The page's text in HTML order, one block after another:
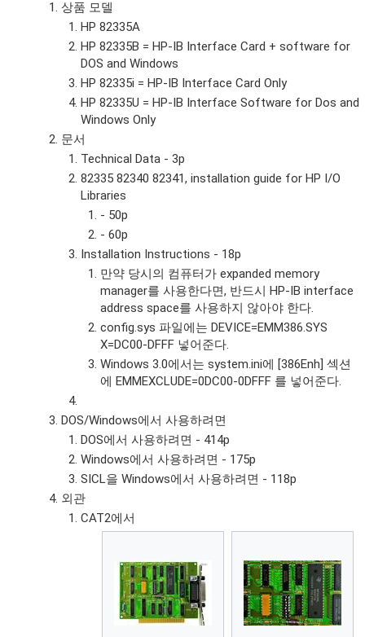
상품 모델
HP 82335A
HP 82335B = HP-IB Interface Card + software for
DOS and Windows
HP 82335i = HP-IB Interface Card Only
HP 82335U = HP-IB Interface Software for Dos and
Windows Only
문서
Technical Data - 3p
82335 82340 82341, installation guide for HP I/O
Libraries
- 50p
- 60p
Installation Instructions - 18p
만약 당시의 컴퓨터가 expanded memory
manager를 사용한다면, 반드시 HP-IB interface
address space를 사용하지 않아야 한다.
config.sys 파일에는 DEVICE=EMM386.SYS
X=DC00-DFFF 넣어준다.
Windows 3.0에서는 system.ini에 [386Enh] 섹션
에 EMMEXCLUDE=0DC00-0DFFF 를 넣어준다.
DOS/Windows에서 사용하려면
DOS에서 사용하려면 - 414p
Windows에서 사용하려면 - 175p
SICL을 Windows에서 사용하려면 - 118p
외관
CAT2에서